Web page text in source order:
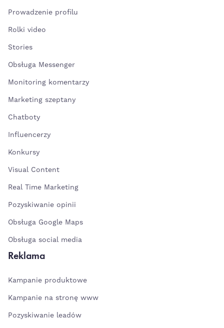
Prowadzenie profilu
Rolki video
Stories
Obsługa Messenger
Monitoring komentarzy
Marketing szeptany
Chatboty
Influencerzy
Konkursy
Visual Content
Real Time Marketing
Pozyskiwanie opinii
Obsługa Google Maps
Obsługa social media
Reklama
Kampanie produktowe
Kampanie na stronę www
Pozyskiwanie leadów